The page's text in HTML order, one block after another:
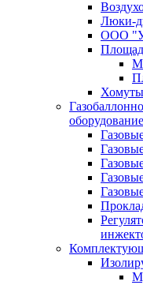
Люки-
ООО
Хомуты
оборудование